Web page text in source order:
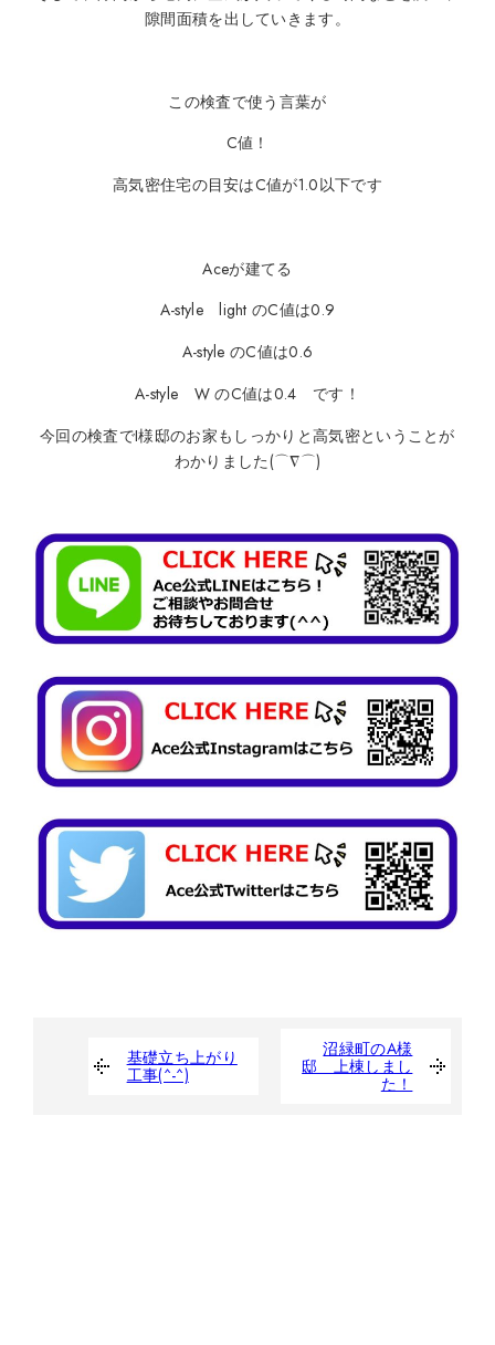
隙間面積を出していきます。
この検査で使う言葉が
C値！
高気密住宅の目安はC値が1.0以下です
Aceが建てる
A-style light のC値は0.9
A-style のC値は0.6
A-style W のC値は0.4 です！
今回の検査でI様邸のお家もしっかりと高気密ということが
わかりました(⌒∇⌒)
基礎立ち上がり
工事(^-^)
沼緑町のA様
邸 上棟しまし
た！